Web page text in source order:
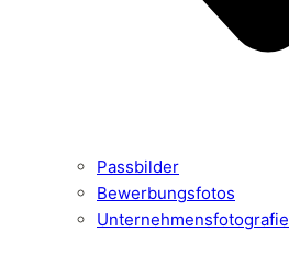
Passbilder
Bewerbungsfotos
Unternehmensfotografie